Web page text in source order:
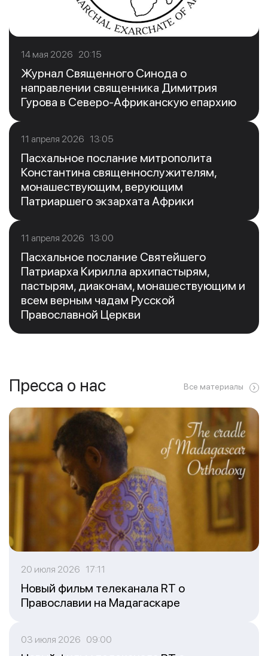
14 мая 2026 20:15
Журнал Священного Синода о
направлении священника Димитрия
Гурова в Северо-Африканскую епархию
11 апреля 2026 13:05
Пасхальное послание митрополита
Константина священнослужителям,
монашествующим, верующим
Патриаршего экзархата Африки
11 апреля 2026 13:00
Пасхальное послание Святейшего
Патриарха Кирилла архипастырям,
пастырям, диаконам, монашествующим и
всем верным чадам Русской
Православной Церкви
Пресса о нас Все материалы
20 июля 2026 17:11
Новый фильм телеканала RT о
Православии на Мадагаскаре
03 июля 2026 09:00